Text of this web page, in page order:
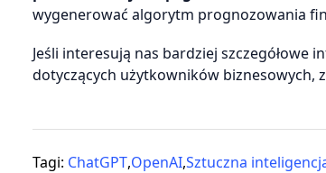
wygenerować algorytm prognozowania
Jeśli interesują nas bardziej
dotyczących użytkowników biznesowych,
Tagi: ChatGPT,OpenAI,Sztuczna